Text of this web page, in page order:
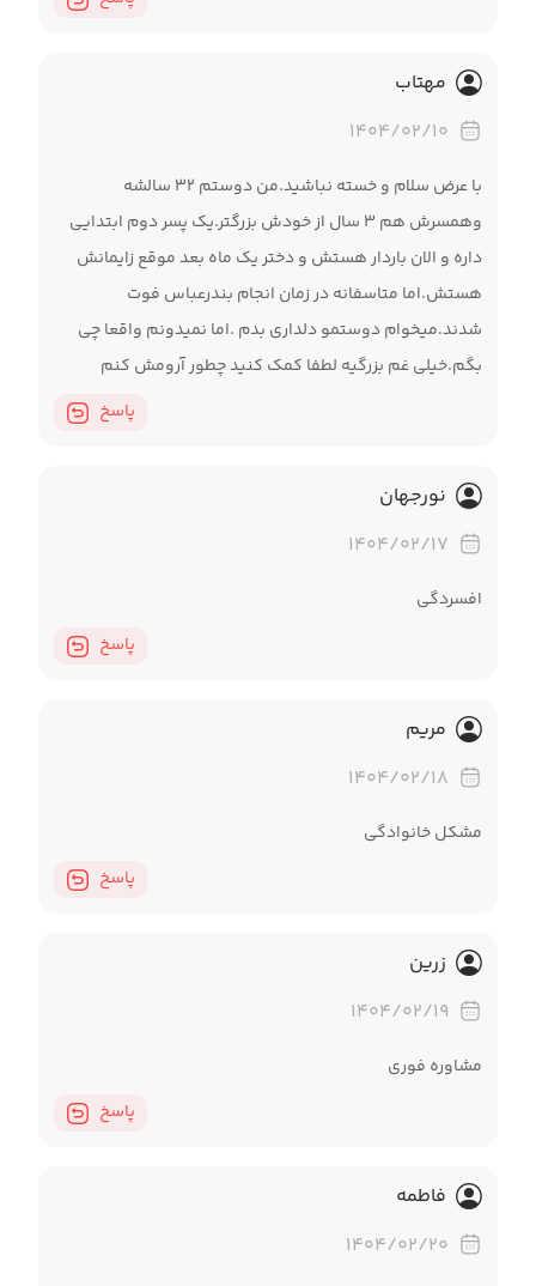
مهتاب
۱۴۰۴/۰۲/۱۰
با عرض سلام و خسته نباشید.من دوستم ۳۲ سالشه
وهمسرش هم ۳ سال از خودش بزرگتر.یک پسر دوم ابتدایی
داره و الان باردار هستش و دختر یک ماه بعد موقع زایمانش
هستش.اما متاسفانه در زمان انجام بندرعباس فوت
شدند.میخوام دوستمو دلداری بدم .اما نمیدونم واقعا چی
بگم‌.خیلی غم بزرگیه لطفا کمک کنید چطور آرومش کنم
پاسخ
نورجهان
۱۴۰۴/۰۲/۱۷
افسردگی
پاسخ
مریم
۱۴۰۴/۰۲/۱۸
مشکل خانوادگی
پاسخ
زرین
۱۴۰۴/۰۲/۱۹
مشاوره فوری
پاسخ
فاطمه
۱۴۰۴/۰۲/۲۰